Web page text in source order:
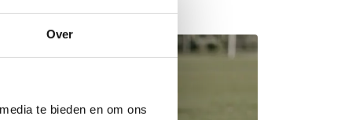
Over
te bieden en om ons